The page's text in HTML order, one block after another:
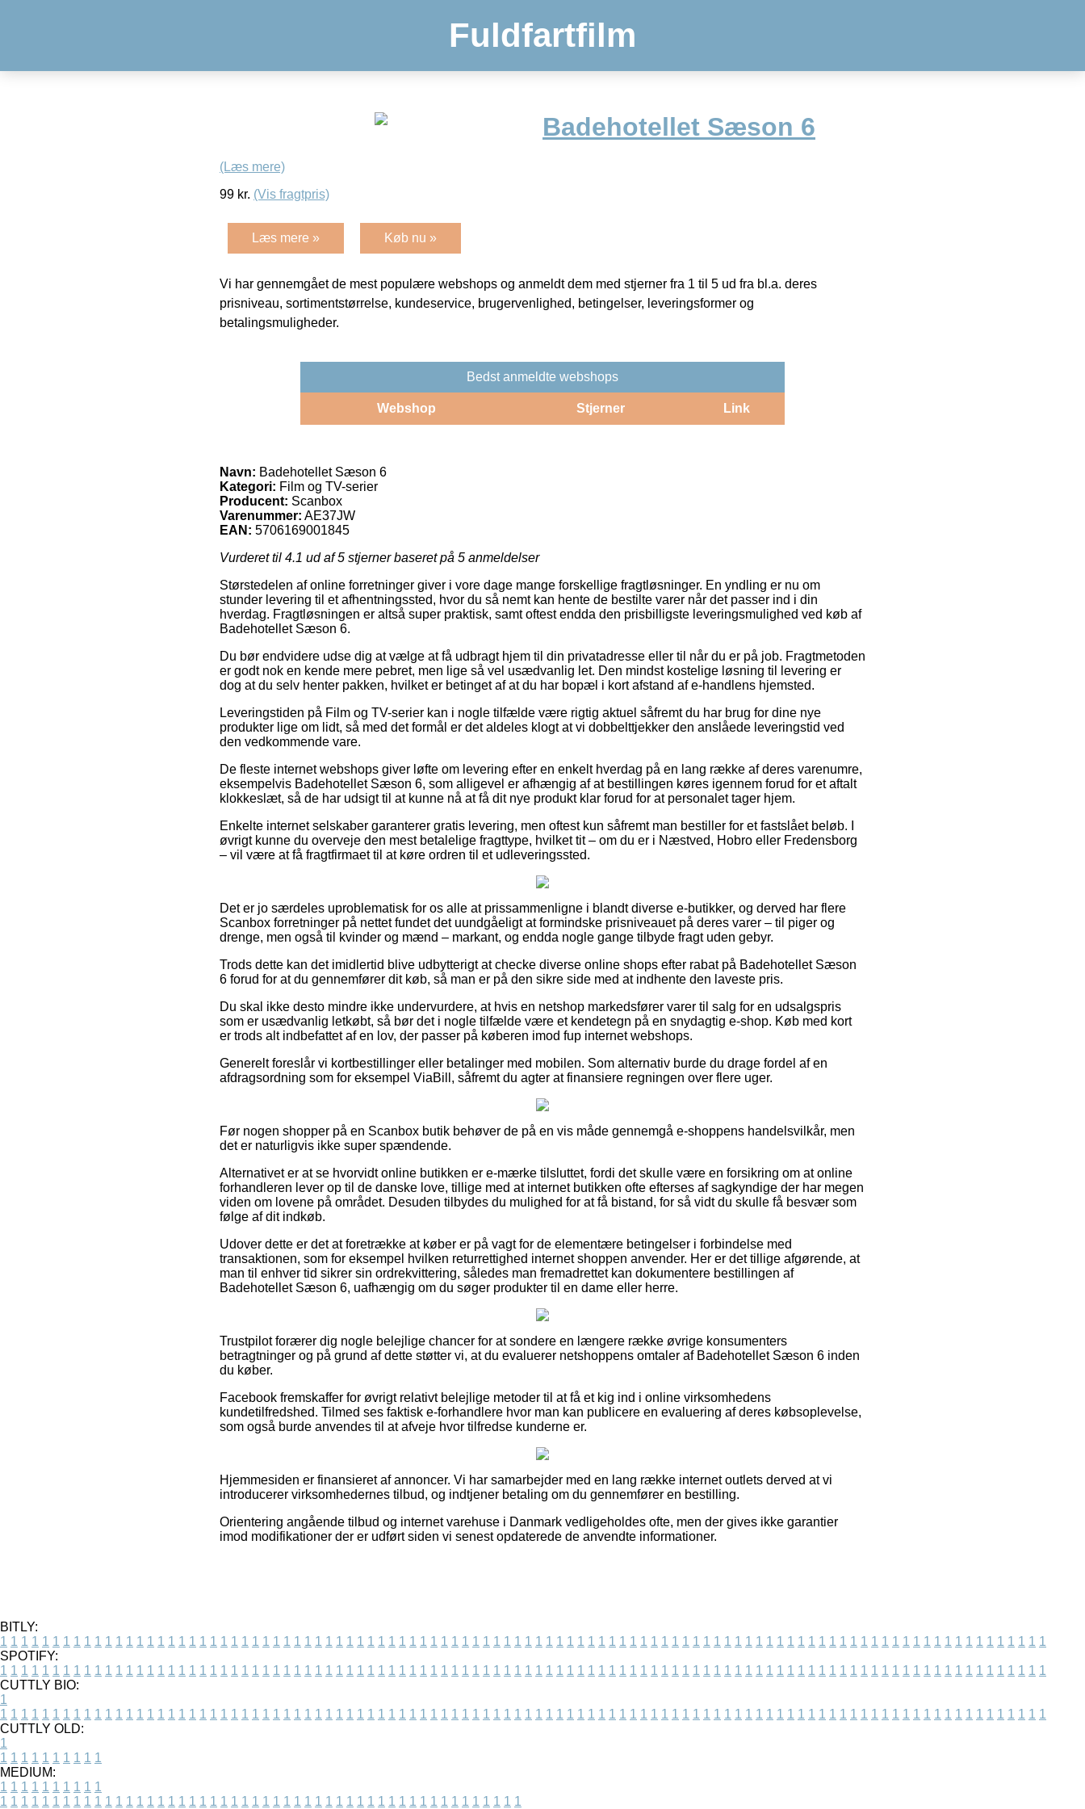
Fuldfartfilm
Badehotellet Sæson 6
(Læs mere)
99 kr. (Vis fragtpris)
Læs mere » Køb nu »
Vi har gennemgået de mest populære webshops og anmeldt dem med stjerner fra 1 til 5 ud fra bl.a. deres
prisniveau, sortimentstørrelse, kundeservice, brugervenlighed, betingelser, leveringsformer og
betalingsmuligheder.
Bedst anmeldte webshops
Webshop Stjerner Link
Navn: Badehotellet Sæson 6
Kategori: Film og TV-serier
Producent: Scanbox
Varenummer: AE37JW
EAN: 5706169001845
Vurderet til 4.1 ud af 5 stjerner baseret på 5 anmeldelser
Størstedelen af online forretninger giver i vore dage mange forskellige fragtløsninger. En yndling er nu om
stunder levering til et afhentningssted, hvor du så nemt kan hente de bestilte varer når det passer ind i din
hverdag. Fragtløsningen er altså super praktisk, samt oftest endda den prisbilligste leveringsmulighed ved køb af
Badehotellet Sæson 6.
Du bør endvidere udse dig at vælge at få udbragt hjem til din privatadresse eller til når du er på job. Fragtmetoden
er godt nok en kende mere pebret, men lige så vel usædvanlig let. Den mindst kostelige løsning til levering er
dog at du selv henter pakken, hvilket er betinget af at du har bopæl i kort afstand af e-handlens hjemsted.
Leveringstiden på Film og TV-serier kan i nogle tilfælde være rigtig aktuel såfremt du har brug for dine nye
produkter lige om lidt, så med det formål er det aldeles klogt at vi dobbelttjekker den anslåede leveringstid ved
den vedkommende vare.
De fleste internet webshops giver løfte om levering efter en enkelt hverdag på en lang række af deres varenumre,
eksempelvis Badehotellet Sæson 6, som alligevel er afhængig af at bestillingen køres igennem forud for et aftalt
klokkeslæt, så de har udsigt til at kunne nå at få dit nye produkt klar forud for at personalet tager hjem.
Enkelte internet selskaber garanterer gratis levering, men oftest kun såfremt man bestiller for et fastslået beløb. I
øvrigt kunne du overveje den mest betalelige fragttype, hvilket tit – om du er i Næstved, Hobro eller Fredensborg
– vil være at få fragtfirmaet til at køre ordren til et udleveringssted.
Det er jo særdeles uproblematisk for os alle at prissammenligne i blandt diverse e-butikker, og derved har flere
Scanbox forretninger på nettet fundet det uundgåeligt at formindske prisniveauet på deres varer – til piger og
drenge, men også til kvinder og mænd – markant, og endda nogle gange tilbyde fragt uden gebyr.
Trods dette kan det imidlertid blive udbytterigt at checke diverse online shops efter rabat på Badehotellet Sæson
6 forud for at du gennemfører dit køb, så man er på den sikre side med at indhente den laveste pris.
Du skal ikke desto mindre ikke undervurdere, at hvis en netshop markedsfører varer til salg for en udsalgspris
som er usædvanlig letkøbt, så bør det i nogle tilfælde være et kendetegn på en snydagtig e-shop. Køb med kort
er trods alt indbefattet af en lov, der passer på køberen imod fup internet webshops.
Generelt foreslår vi kortbestillinger eller betalinger med mobilen. Som alternativ burde du drage fordel af en
afdragsordning som for eksempel ViaBill, såfremt du agter at finansiere regningen over flere uger.
Før nogen shopper på en Scanbox butik behøver de på en vis måde gennemgå e-shoppens handelsvilkår, men
det er naturligvis ikke super spændende.
Alternativet er at se hvorvidt online butikken er e-mærke tilsluttet, fordi det skulle være en forsikring om at online
forhandleren lever op til de danske love, tillige med at internet butikken ofte efterses af sagkyndige der har megen
viden om lovene på området. Desuden tilbydes du mulighed for at få bistand, for så vidt du skulle få besvær som
følge af dit indkøb.
Udover dette er det at foretrække at køber er på vagt for de elementære betingelser i forbindelse med
transaktionen, som for eksempel hvilken returrettighed internet shoppen anvender. Her er det tillige afgørende, at
man til enhver tid sikrer sin ordrekvittering, således man fremadrettet kan dokumentere bestillingen af
Badehotellet Sæson 6, uafhængig om du søger produkter til en dame eller herre.
Trustpilot forærer dig nogle belejlige chancer for at sondere en længere række øvrige konsumenters
betragtninger og på grund af dette støtter vi, at du evaluerer netshoppens omtaler af Badehotellet Sæson 6 inden
du køber.
Facebook fremskaffer for øvrigt relativt belejlige metoder til at få et kig ind i online virksomhedens
kundetilfredshed. Tilmed ses faktisk e-forhandlere hvor man kan publicere en evaluering af deres købsoplevelse,
som også burde anvendes til at afveje hvor tilfredse kunderne er.
Hjemmesiden er finansieret af annoncer. Vi har samarbejder med en lang række internet outlets derved at vi
introducerer virksomhedernes tilbud, og indtjener betaling om du gennemfører en bestilling.
Orientering angående tilbud og internet varehuse i Danmark vedligeholdes ofte, men der gives ikke garantier
imod modifikationer der er udført siden vi senest opdaterede de anvendte informationer.
BITLY:
1 1 1 1 1 1 1 1 1 1 1 1 1 1 1 1 1 1 1 1 1 1 1 1 1 1 1 1 1 1 1 1 1 1 1 1 1 1 1 1 1 1 1 1 1 1 1 1 1 1 1 1 1 1 1 1 1 1 1 1 1 1 1 1 1 1 1 1 1 1 1 1 1 1 1 1 1 1 1 1 1 1 1 1 1 1 1 1 1 1 1 1 1 1 1 1 1 1 1 1
SPOTIFY:
1 1 1 1 1 1 1 1 1 1 1 1 1 1 1 1 1 1 1 1 1 1 1 1 1 1 1 1 1 1 1 1 1 1 1 1 1 1 1 1 1 1 1 1 1 1 1 1 1 1 1 1 1 1 1 1 1 1 1 1 1 1 1 1 1 1 1 1 1 1 1 1 1 1 1 1 1 1 1 1 1 1 1 1 1 1 1 1 1 1 1 1 1 1 1 1 1 1 1 1
CUTTLY BIO:
1
1 1 1 1 1 1 1 1 1 1 1 1 1 1 1 1 1 1 1 1 1 1 1 1 1 1 1 1 1 1 1 1 1 1 1 1 1 1 1 1 1 1 1 1 1 1 1 1 1 1 1 1 1 1 1 1 1 1 1 1 1 1 1 1 1 1 1 1 1 1 1 1 1 1 1 1 1 1 1 1 1 1 1 1 1 1 1 1 1 1 1 1 1 1 1 1 1 1 1 1
CUTTLY OLD:
1
1 1 1 1 1 1 1 1 1 1
MEDIUM:
1 1 1 1 1 1 1 1 1 1
1 1 1 1 1 1 1 1 1 1 1 1 1 1 1 1 1 1 1 1 1 1 1 1 1 1 1 1 1 1 1 1 1 1 1 1 1 1 1 1 1 1 1 1 1 1 1 1 1 1